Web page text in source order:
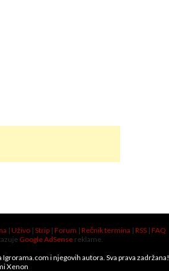
| Uživo| Strip| Forum | Rečnik termina | RSS| FAQ
Google AdSense reklame.
Igrorama.com i njegovih autora. Sva prava zadržana!
Xenon